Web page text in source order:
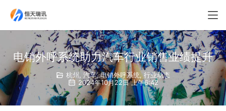
电销外呼系统助力汽车行业销售业绩提升
杭州, 汽车,电销外呼系统,行业动态
2024年10月22日 上午6:42